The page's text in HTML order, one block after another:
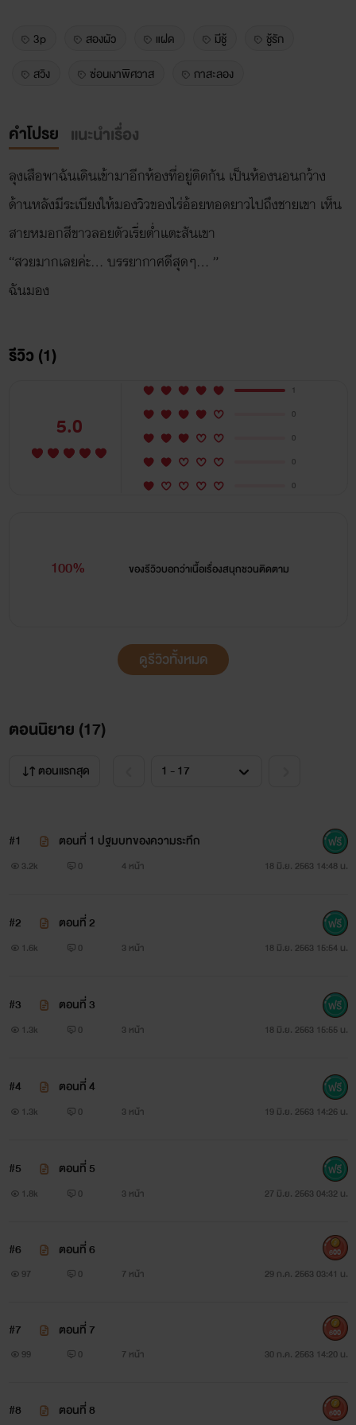
3p สองผัว แฝด มีชู้
ชู้รัก
สวิง
ซ่อนเงาพิศวาส กาสะลอง
คำโปรย แนะนำเรื่อง
ลุงเสือพาฉันเดินเข้ามาอีกห้องที่อยู่ติดกัน เป็นห้องนอนกว้าง
ด้านหลังมีระเบียงให้มองวิวของไร่อ้อยทอดยาวไปถึงชายเขา เห็น
สายหมอกสีขาวลอยตัวเรี่ยต่ำแตะสันเขา
“สวยมากเลยค่ะ… บรรยากาศดีสุดๆ… ”
ฉันมอง
รีวิว (1)
5.0
1
0
0
0
0
100% ของรีวิวบอกว่าเนื้อเรื่องสนุกชวนติดตาม
ดูรีวิวทั้งหมด
ตอนนิยาย (17)
ตอนแรกสุด
#1 ตอนที่ 1 ปฐมบทของความระทึก
3.2k 0 4 หน้า 18 มิ.ย. 2563 14:48 น.
#2 ตอนที่ 2
1.6k 0 3 หน้า 18 มิ.ย. 2563 15:54 น.
#3 ตอนที่ 3
1.3k 0 3 หน้า 18 มิ.ย. 2563 15:55 น.
#4 ตอนที่ 4
1.3k 0 3 หน้า 19 มิ.ย. 2563 14:26 น.
#5 ตอนที่ 5
1.8k 0 3 หน้า 27 มิ.ย. 2563 04:32 น.
#6 ตอนที่ 6
97 0 7 หน้า 29 ก.ค. 2563 03:41 น.
600
#7 ตอนที่ 7
99 0 7 หน้า 30 ก.ค. 2563 14:20 น.
600
#8 ตอนที่ 8 600